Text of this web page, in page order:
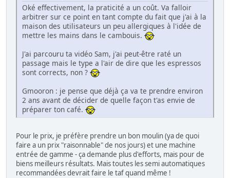
Oké effectivement, la praticité a un coût. Va falloir
arbitrer sur ce point en tant compte du fait que j'ai à la
maison des utilisateurs un peu allergiques à l'idée de
mettre les mains dans le cambouis.
J'ai parcouru ta vidéo Sam, j'ai peut-être raté un
passage mais le type a l'air de dire que les espressos
sont corrects, non ?
Gmooron : je pense que déjà ça va te prendre environ
2 ans avant de décider de quelle façon t'as envie de
préparer ton café.
Pour le prix, je préfère prendre un bon moulin (ya de quoi
faire a un prix "raisonnable" de nos jours) et une machine
entrée de gamme - ça demande plus d'efforts, mais pour de
biens meilleurs résultats. Mais toutes les semi automatiques
recommandées devrait faire le taf quand même !